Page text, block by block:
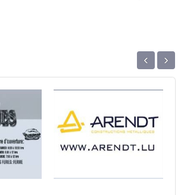
‹ ›